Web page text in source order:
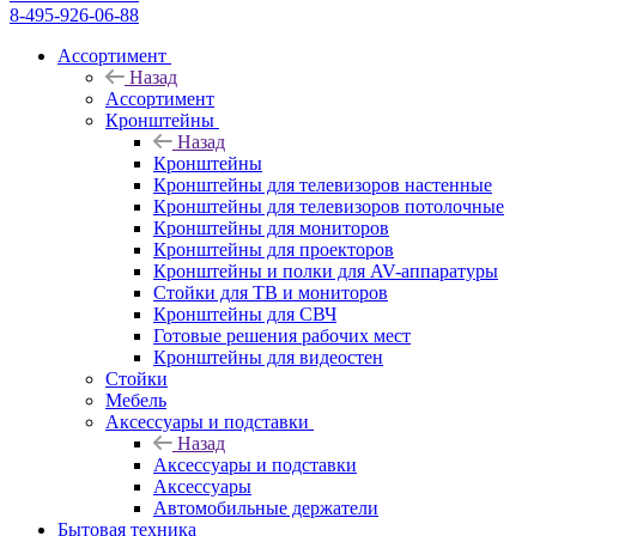
8-495-926-06-88
Ассортимент
Назад
Ассортимент
Кронштейны
Назад
Кронштейны
Кронштейны для телевизоров настенные
Кронштейны для телевизоров потолочные
Кронштейны для мониторов
Кронштейны для проекторов
Кронштейны и полки для AV-аппаратуры
Стойки для ТВ и мониторов
Кронштейны для СВЧ
Готовые решения рабочих мест
Кронштейны для видеостен
Стойки
Мебель
Аксессуары и подставки
Назад
Аксессуары и подставки
Аксессуары
Автомобильные держатели
Бытовая техника